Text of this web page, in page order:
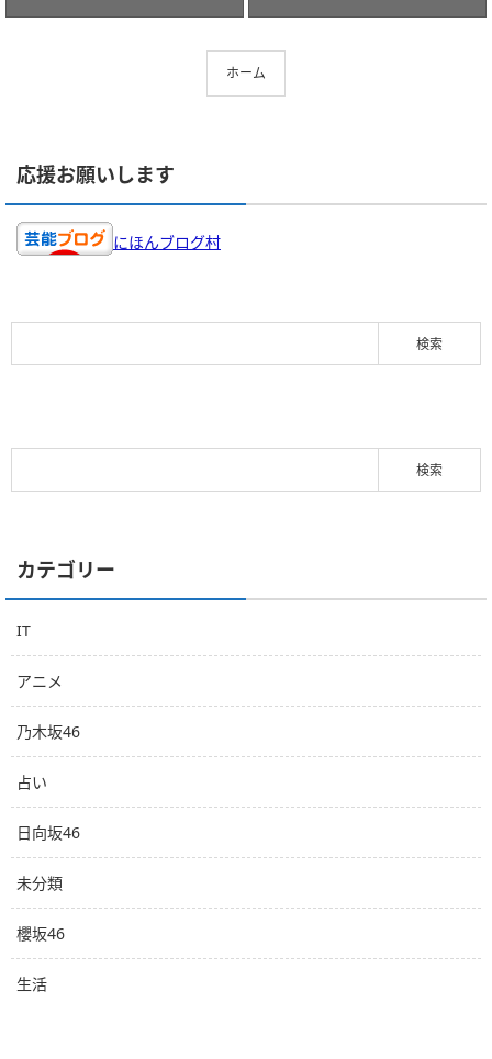
ホーム
応援お願いします
にほんブログ村
カテゴリー
IT
アニメ
乃木坂46
占い
日向坂46
未分類
櫻坂46
生活